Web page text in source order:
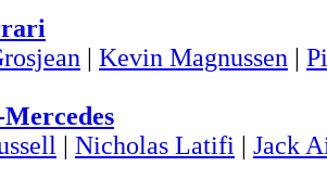
| Kevin Magnussen |
| Nicholas Latifi | Jack